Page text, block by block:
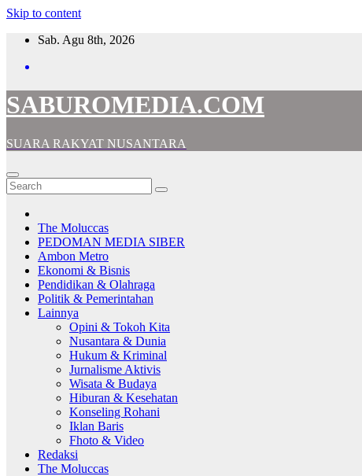
Skip to content
Sab. Agu 8th, 2026
SABUROMEDIA.COM
SUARA RAKYAT NUSANTARA
The Moluccas
PEDOMAN MEDIA SIBER
Ambon Metro
Ekonomi & Bisnis
Pendidikan & Olahraga
Politik & Pemerintahan
Lainnya
Opini & Tokoh Kita
Nusantara & Dunia
Hukum & Kriminal
Jurnalisme Aktivis
Wisata & Budaya
Hiburan & Kesehatan
Konseling Rohani
Iklan Baris
Fhoto & Video
Redaksi
The Moluccas